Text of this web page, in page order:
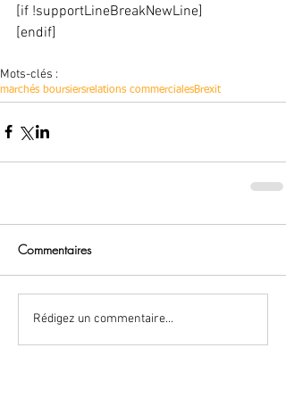
[if !supportLineBreakNewLine]
[endif]
Mots-clés :
marchés boursiersrelations commercialesBrexit
Commentaires
Rédigez un commentaire...